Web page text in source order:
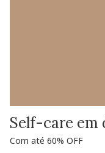
Self-care em
Com até 60% OFF